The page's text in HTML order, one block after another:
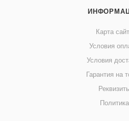
Карта
Условия
Условия
Гарантия на
Политика